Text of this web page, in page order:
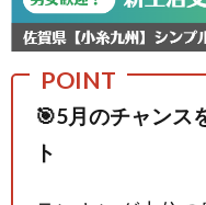
🎯5月のチャンス
ト